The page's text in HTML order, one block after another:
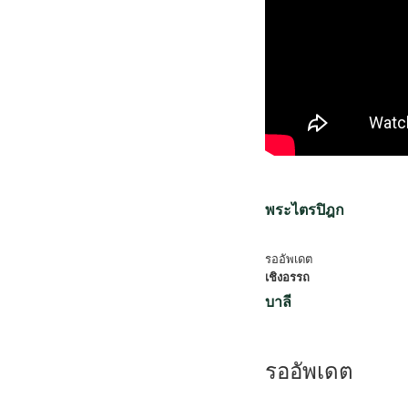
พระไตรปิฎก
รออัพเดต
เชิงอรรถ
บาลี
รออัพเดต